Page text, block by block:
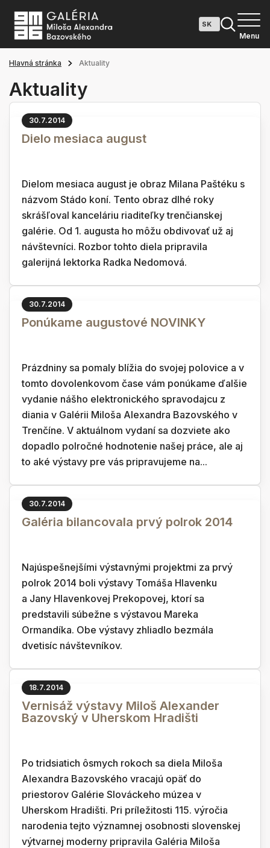
Menu
Hlavná stránka Aktuality
Aktuality
30.7.2014
Dielo mesiaca august
Dielom mesiaca august je obraz Milana Paštéku s
názvom Stádo koní. Tento obraz dlhé roky
skrášľoval kanceláriu riaditeľky trenčianskej
galérie. Od 1. augusta ho môžu obdivovať už aj
návštevníci. Rozbor tohto diela pripravila
galerijná lektorka Radka Nedomová.
30.7.2014
Ponúkame augustové NOVINKY
Prázdniny sa pomaly blížia do svojej polovice a v
tomto dovolenkovom čase vám ponúkame ďalšie
vydanie nášho elektronického spravodajcu z
diania v Galérii Miloša Alexandra Bazovského v
Trenčíne. V aktuálnom vydaní sa dozviete ako
dopadlo polročné hodnotenie našej práce, ale aj
to aké výstavy pre vás pripravujeme na...
30.7.2014
Galéria bilancovala prvý polrok 2014
Najúspešnejšími výstavnými projektmi za prvý
polrok 2014 boli výstavy Tomáša Hlavenku
a Jany Hlavenkovej Prekopovej, ktorí sa
predstavili súbežne s výstavou Mareka
Ormandíka. Obe výstavy zhliadlo bezmála
dvetisíc návštevníkov.
18.7.2014
Vernisáž výstavy Miloš Alexander
Bazovský v Uherskom Hradišti
Po tridsiatich ôsmych rokoch sa diela Miloša
Alexandra Bazovského vracajú opäť do
priestorov Galérie Slováckeho múzea v
Uherskom Hradišti. Pri príležitosti 115. výročia
narodenia tejto významnej osobnosti slovenskej
výtvarnej moderny pripravila Galéria Miloša